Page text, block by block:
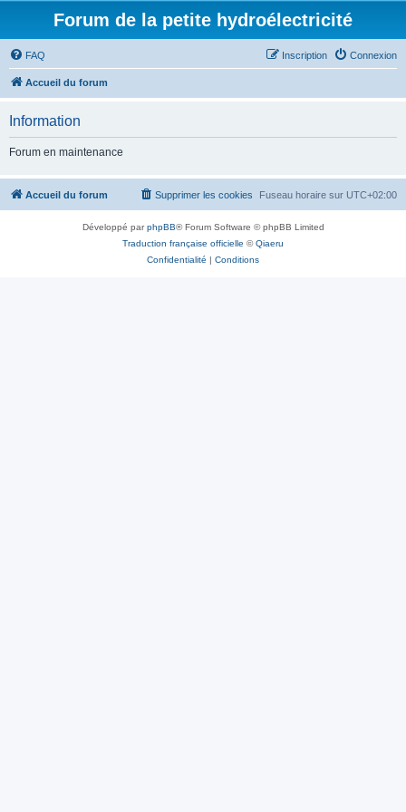
Forum de la petite hydroélectricité
FAQ Connexion
Inscription
Accueil du forum
Information
Forum en maintenance
Accueil du forum Fuseau horaire sur UTC+02:00
Supprimer les cookies
Développé parphpBB® Forum Software © phpBB Limited
Traduction française officielle ©Qiaeru
Confidentialité | Conditions